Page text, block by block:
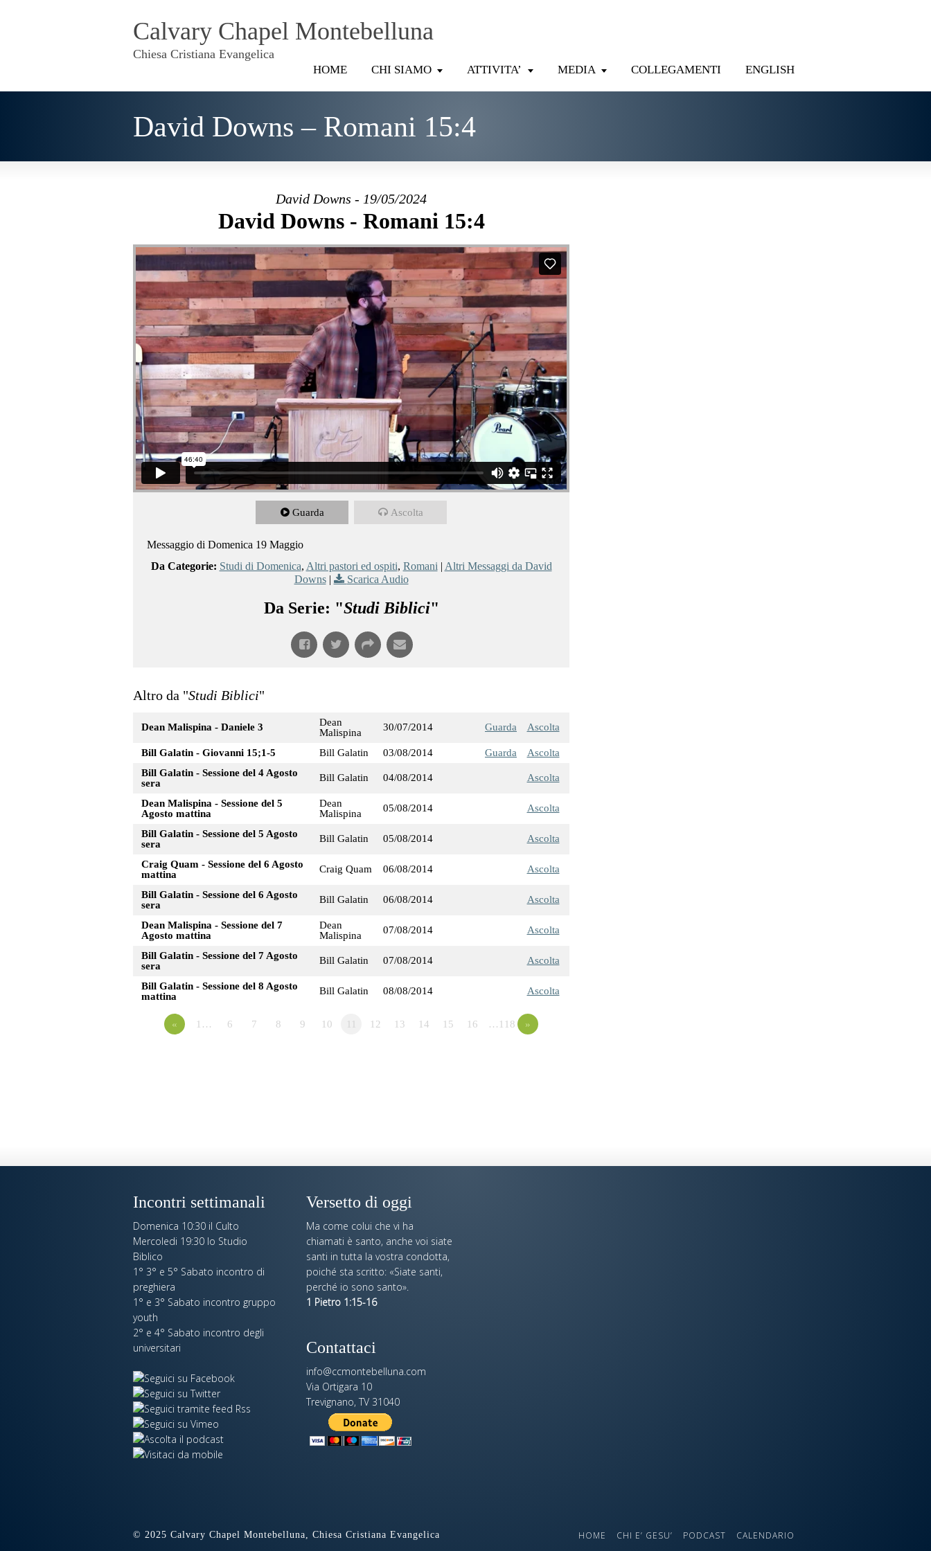
Calvary Chapel Montebelluna
Chiesa Cristiana Evangelica
HOME CHI SIAMO ATTIVITA’ MEDIA COLLEGAMENTI ENGLISH
David Downs – Romani 15:4
David Downs - 19/05/2024
David Downs - Romani 15:4
Guarda Ascolta
Messaggio di Domenica 19 Maggio
Da Categorie: Studi di Domenica, Altri pastori ed ospiti, Romani | Altri Messaggi da David
Downs| Scarica Audio
Da Serie: "Studi Biblici"
Altro da "Studi Biblici"
Dean Malispina - Daniele 3
Dean
Malispina
30/07/2014 Guarda Ascolta
Bill Galatin - Giovanni 15;1-5 Bill Galatin 03/08/2014 Guarda
Ascolta
Bill Galatin - Sessione del 4 Agosto
sera
Bill Galatin 04/08/2014 Ascolta
Dean Malispina - Sessione del 5
Agosto mattina
Dean
Malispina
05/08/2014 Ascolta
Bill Galatin - Sessione del 5 Agosto
sera
Bill Galatin 05/08/2014 Ascolta
Craig Quam - Sessione del 6 Agosto
mattina
Craig Quam 06/08/2014 Ascolta
Bill Galatin - Sessione del 6 Agosto
sera
Bill Galatin 06/08/2014 Ascolta
Dean Malispina - Sessione del 7
Agosto mattina
Dean
Malispina
07/08/2014 Ascolta
Bill Galatin - Sessione del 7 Agosto
sera
Bill Galatin 07/08/2014 Ascolta
Bill Galatin - Sessione del 8 Agosto
mattina
Bill Galatin 08/08/2014 Ascolta
« 1… 6 7 8 9 10 12 13 14 15 16 …118 »
Incontri settimanali
Domenica 10:30 il Culto
Mercoledi 19:30 lo Studio
Biblico
1° 3° e 5° Sabato incontro di
preghiera
1° e 3° Sabato incontro gruppo
youth
2° e 4° Sabato incontro degli
universitari
Versetto di oggi
Ma come colui che vi ha
chiamati è santo, anche voi siate
santi in tutta la vostra condotta,
poiché sta scritto: «Siate santi,
perché io sono santo».
1 Pietro 1:15-16
Contattaci
info@ccmontebelluna.com
Via Ortigara 10
Trevignano, TV 31040
HOME CHI E’ GESU’ PODCAST CALENDARIO
© 2025 Calvary Chapel Montebelluna, Chiesa Cristiana Evangelica